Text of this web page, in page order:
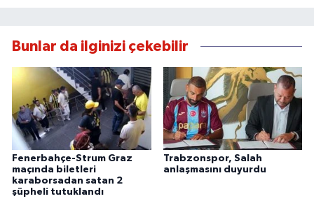
Bunlar da ilginizi çekebilir
Fenerbahçe-Strum Graz
maçında biletleri
karaborsadan satan 2
şüpheli tutuklandı
Trabzonspor, Salah
anlaşmasını duyurdu